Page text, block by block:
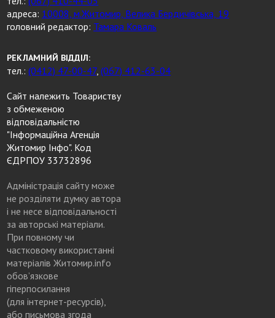
адреса: 10008, м.Житомир, Велика Бердичівська, 19
головний редактор: Тамара Коваль
РЕКЛАМНИЙ ВІДДІЛ:
тел.:(0412) 47-00-47,(067) 412-63-04
Сайт належить Товариству
з обмеженою
відповідальністю
"Інформаційна Агенція
Житомир Інфо". Код
ЄДРПОУ 33732896
Адміністрація сайту може
не розділяти думку автора
і не несе відповідальності
за авторські матеріали.
При повному чи
частковому використанні
матеріалів Житомир.info
обов’язкове
гіперпосилання
(для інтернет-ресурсів),
або письмова згода